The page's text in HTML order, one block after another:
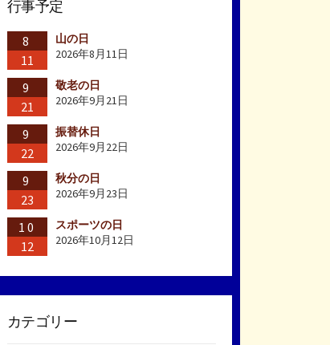
行事予定
8
11
山の日
2026年8月11日
9
21
敬老の日
2026年9月21日
9
22
振替休日
2026年9月22日
9
23
秋分の日
2026年9月23日
10
12
スポーツの日
2026年10月12日
カテゴリー